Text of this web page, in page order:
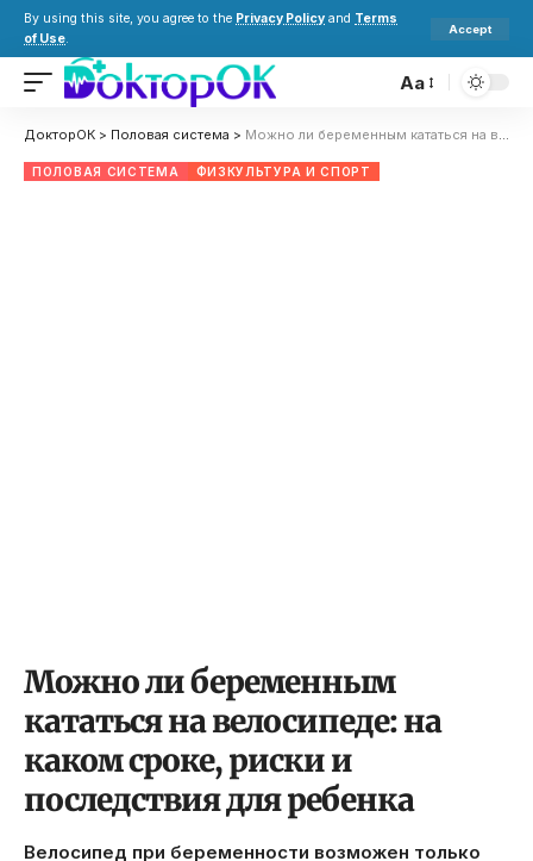
By using this site, you agree to the Privacy Policy and Terms
of Use.
Accept
Aa
ДокторОК > Половая система > Можно ли беременным кататься на велосипеде: на каком сроке, риски и последствия для ребенка
ПОЛОВАЯ СИСТЕМА ФИЗКУЛЬТУРА И СПОРТ
Можно ли беременным
кататься на велосипеде: на
каком сроке, риски и
последствия для ребенка
Велосипед при беременности возможен только